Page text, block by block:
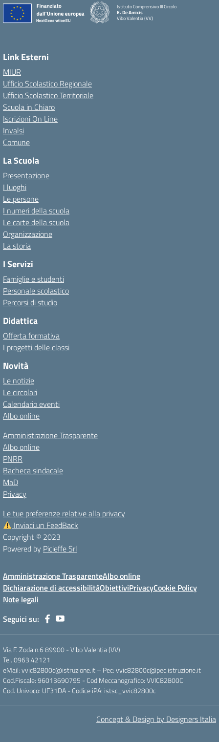
Istituto Comprensivo III Circolo
E. De Amicis
Vibo Valentia (VV)
Link Esterni
MIUR
Ufficio Scolastico Regionale
Ufficio Scolastico Territoriale
Scuola in Chiaro
Iscrizioni On Line
Invalsi
Comune
La Scuola
Presentazione
I luoghi
Le persone
I numeri della scuola
Le carte della scuola
Organizzazione
La storia
I Servizi
Famiglie e studenti
Personale scolastico
Percorsi di studio
Didattica
Offerta formativa
I progetti delle classi
Novità
Le notizie
Le circolari
Calendario eventi
Albo online
Amministrazione Trasparente
Albo online
PNRR
Bacheca sindacale
MaD
Privacy
Le tue preferenze relative alla privacy
Inviaci un FeedBack
Copyright © 2023
Powered by Picieffe Srl
Amministrazione TrasparenteAlbo online
Dichiarazione di accessibilitàObiettiviPrivacyCookie Policy
Note legali
Seguici su:
Via F. Zoda n.6 89900 - Vibo Valentia (VV)
Tel. 0963.42121
eMail: vvic82800c@istruzione.it – Pec: vvic82800c@pec.istruzione.it
Cod.Fiscale: 96013690795 - Cod.Meccanografico: VVIC82800C
Cod. Univoco: UF31DA - Codice iPA: istsc_vvic82800c
Concept & Design by Designers Italia